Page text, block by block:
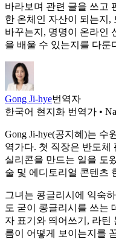
바라보며 관련 글을 쓰고
한 온체인 자산이 되는지,
바꾸는지, 명명이 온라인
을 배울 수 있는지를 다룬
Gong Ji-hye번역자
한국어 현지화 번역가 •
Gong Ji-hye(공지혜)는 수
역가다. 첫 직장은 반도체
실리콘을 만드는 일을 도
술 및 에디토리얼 콘텐츠
그녀는 콩글리시에 익숙
도 굳이 콩글리시를 쓰는
자 표기와 띄어쓰기, 라틴
름이 어떻게 보이는지를